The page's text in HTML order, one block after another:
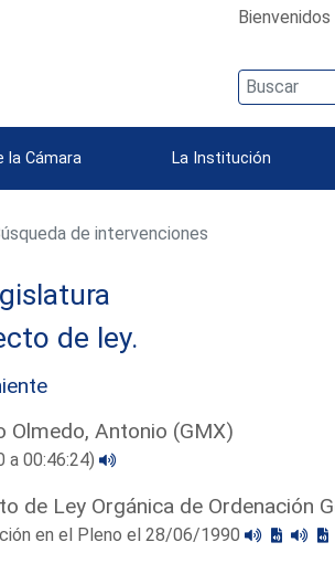
Bienvenidos
la Cámara La Institución
de intervenciones
de ley.
Olmedo, Antonio (GMX)
a 00:46:24)
de Ley Orgánica de Ordenación
en el Pleno el 28/06/1990